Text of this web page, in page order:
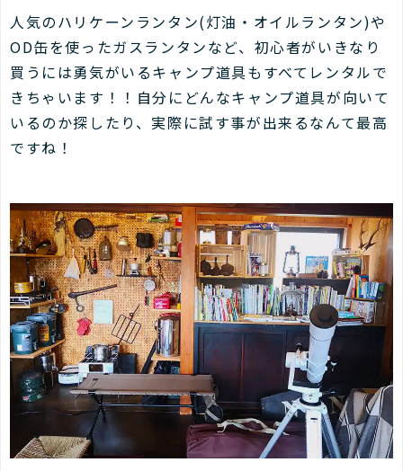
人気のハリケーンランタン(灯油・オイルランタン)や
OD缶を使ったガスランタンなど、初心者がいきなり
買うには勇気がいるキャンプ道具もすべてレンタルで
きちゃいます！！自分にどんなキャンプ道具が向いて
いるのか探したり、実際に試す事が出来るなんて最高
ですね！